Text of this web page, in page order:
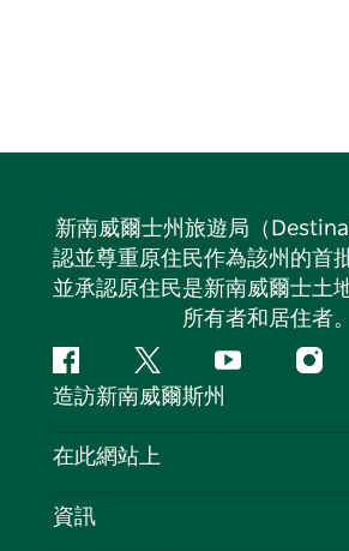
新南威爾士州旅遊局（
認並尊重原住民作為該州的首
並承認原住民是新南威爾士土
所有者和居住者。
Facebook嘰
嘰
喳
Youtube
造訪新南威爾斯州
聯絡我們
隱私
在此網站上
目的地
資訊